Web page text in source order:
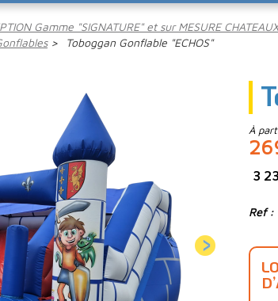
Gamme "SIGNATURE" et sur MESURE
Toboggan Gonflable "ECHOS"
À
3
Ref :